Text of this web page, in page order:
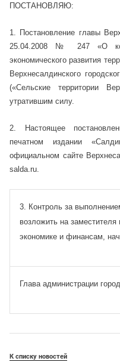
ПОСТАНОВЛЯЮ:
1. Постановление главы
25.04.2008 № 247 «О
экономического развития
Верхнесалдинского
(«Сельские территории
утратившим силу.
2. Настоящее
печатном издании
официальном сайте
salda.ru.
3. Контроль за
возложить на
экономике и финансам,
Глава администрации
К списку новостей